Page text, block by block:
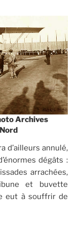
Archives
d’ailleurs annulé,
dégâts :
arrachées,
et buvette
eut à souffrir de